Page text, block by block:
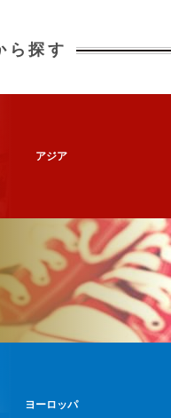
ら探す
アジア
ヨーロッパ